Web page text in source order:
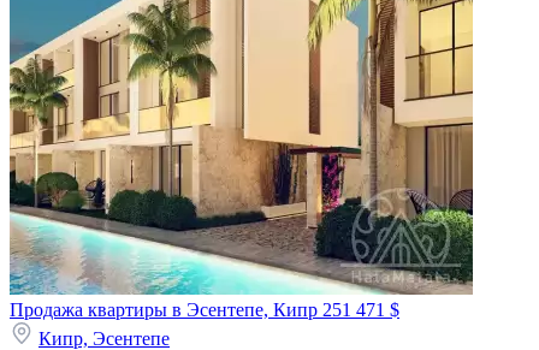
Продажа квартиры в Эсентепе, Кипр 251 471 $
Кипр, Эсентепе